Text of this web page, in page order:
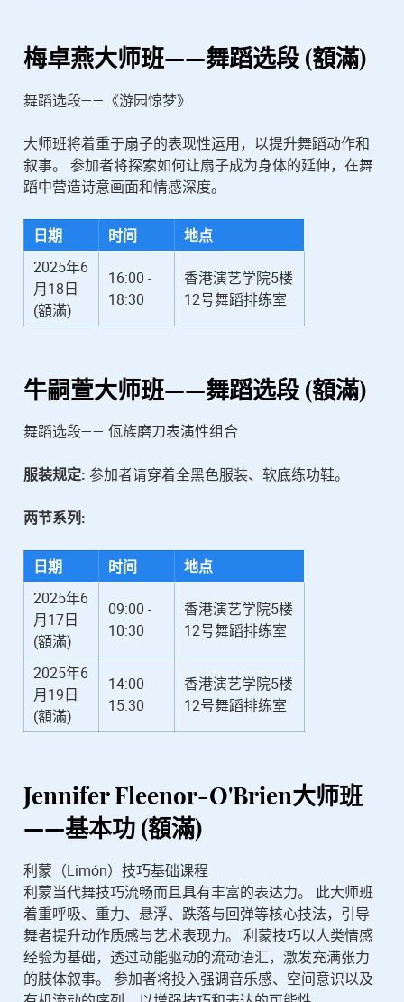
梅卓燕大师班——舞蹈选段 (額滿)
舞蹈选段——《游园惊梦》
大师班将着重于扇子的表现性运用，以提升舞蹈动作和
叙事。 参加者将探索如何让扇子成为身体的延伸，在舞
蹈中营造诗意画面和情感深度。
日期 时间
地点
2025年6
月18日
(額滿)
16:00 -
18:30
香港演艺学院5楼
12号舞蹈排练室
牛嗣萱大师班——舞蹈选段 (額滿)
舞蹈选段—— 佤族磨刀表演性组合
服装规定: 参加者请穿着全黑色服装、软底练功鞋。
两节系列:
日期 时间
地点
2025年6
月17日
(額滿)
09:00 -
10:30
香港演艺学院5楼
12号舞蹈排练室
2025年6
月19日
(額滿)
14:00 -
15:30
香港演艺学院5楼
12号舞蹈排练室
Jennifer Fleenor-O'Brien大师班
——基本功 (額滿)
利蒙（Limón）技巧基础课程
利蒙当代舞技巧流畅而且具有丰富的表达力。 此大师班
着重呼吸、重力、悬浮、跌落与回弹等核心技法，引导
舞者提升动作质感与艺术表现力。 利蒙技巧以人类情感
经验为基础，透过动能驱动的流动语汇，激发充满张力
的肢体叙事。 参加者将投入强调音乐感、空间意识以及